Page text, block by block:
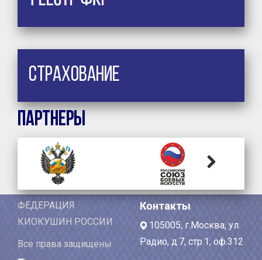
Страхование
Партнеры
ФЕДЕРАЦИЯ
КИОКУШИН РОССИИ
Все права защищены
Контакты
105005, г.Москва, ул.
Радио, д.7, стр.1, оф.312